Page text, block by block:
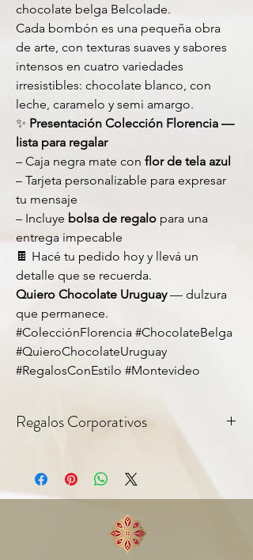
chocolate belga Belcolade.
Cada bombón es una pequeña obra
de arte, con texturas suaves y sabores
intensos en cuatro variedades
irresistibles: chocolate blanco, con
leche, caramelo y semi amargo.
✨ Presentación Colección Florencia —
lista para regalar
– Caja negra mate con flor de tela azul
– Tarjeta personalizable para expresar
tu mensaje
– Incluye bolsa de regalo para una
entrega impecable
🍫 Hacé tu pedido hoy y llevá un
detalle que se recuerda.
Quiero Chocolate Uruguay— dulzura
que permanece.
#ColecciónFlorencia #ChocolateBelga
#QuieroChocolateUruguay
#RegalosConEstilo #Montevideo
Regalos Corporativos
personalizable — ideal para regalos
corporativos y empresariales. Consultanos
por pedidos en cantidad.
Link do WhatsApp: